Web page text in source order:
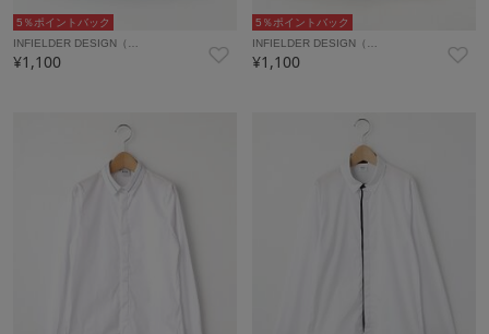
5％ポイントバック
INFIELDER DESIGN（…
¥1,100
5％ポイントバック
INFIELDER DESIGN（…
¥1,100